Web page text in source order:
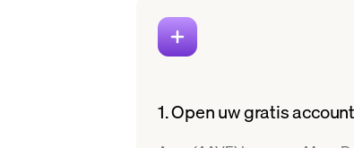
1. Open uw gratis account